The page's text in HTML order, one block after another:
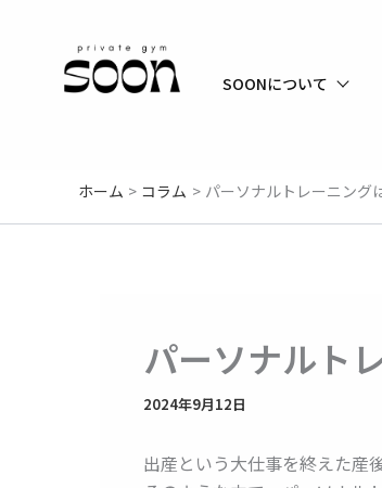
SOONについて
ホーム コラム パーソナルトレーニング
パーソナルト
2024年9月12日
出産という大仕事を終えた産